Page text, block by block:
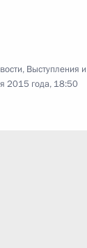
, Выступления
2015 года, 18:50